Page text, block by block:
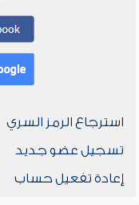
استرجاع الرمز السري
تسجيل عضو جديد
إعادة تفعيل حساب